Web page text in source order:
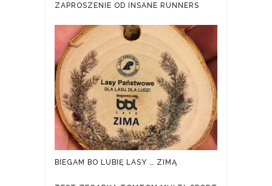
ZAPROSZENIE OD INSANE RUNNERS
BIEGAM BO LUBIĘ LASY … ZIMĄ